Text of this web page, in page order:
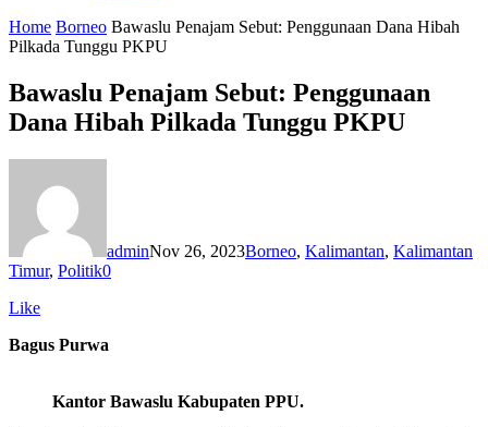
Home Borneo Bawaslu Penajam Sebut: Penggunaan Dana Hibah
Pilkada Tunggu PKPU
Bawaslu Penajam Sebut: Penggunaan
Dana Hibah Pilkada Tunggu PKPU
adminNov 26, 2023Borneo, Kalimantan, Kalimantan
Timur, Politik0
Like
Bagus Purwa
Kantor Bawaslu Kabupaten PPU.